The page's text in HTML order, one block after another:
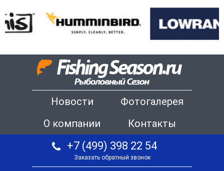
Новости
Фотогалерея
О компании
Контакты
+7 (499) 398 22 54
Заказать обратный звонок